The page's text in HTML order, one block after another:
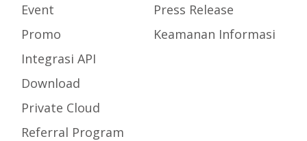
Event
Promo
Integrasi API
Download
Private Cloud
Referral Program
Press Release
Keamanan Informasi